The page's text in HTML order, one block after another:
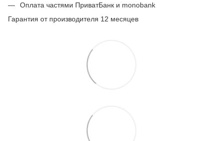
Оплата частями ПриватБанк и monobank
Гарантия от производителя 12 месяцев